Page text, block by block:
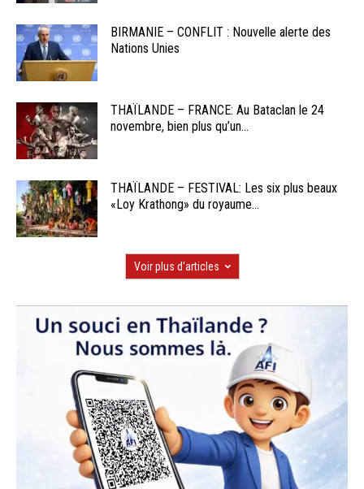
BIRMANIE – CONFLIT : Nouvelle alerte des
Nations Unies
THAÏLANDE – FRANCE: Au Bataclan le 24
novembre, bien plus qu’un...
THAÏLANDE – FESTIVAL: Les six plus beaux
«Loy Krathong» du royaume...
Voir plus d'articles